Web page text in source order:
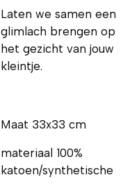
Laten we samen een
glimlach brengen op
het gezicht van jouw
kleintje.
Maat 33x33 cm
materiaal 100%
katoen/synthetische